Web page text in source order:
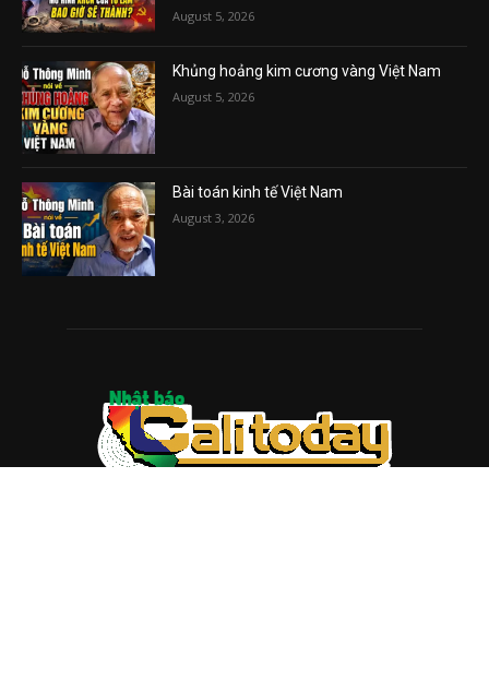
August 5, 2026
Khủng hoảng kim cương vàng Việt Nam
August 5, 2026
Bài toán kinh tế Việt Nam
August 3, 2026